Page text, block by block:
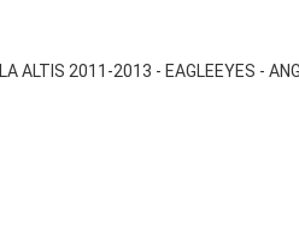
ALTIS 2011-2013 - EAGLEEYES -